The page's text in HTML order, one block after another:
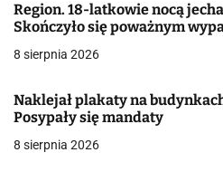
a
c
j
Region. 18-latkowie nocą
Skończyło się poważnym
8 sierpnia 2026
Naklejał plakaty na
Posypały się mandaty
8 sierpnia 2026